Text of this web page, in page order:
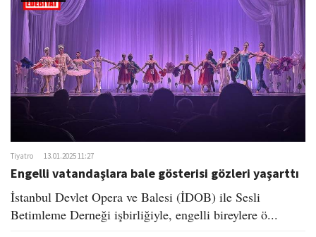
Tiyatro 13.01.2025 11:27
Engelli vatandaşlara bale gösterisi gözleri yaşarttı
İstanbul Devlet Opera ve Balesi (İDOB) ile Sesli
Betimleme Derneği işbirliğiyle, engelli bireylere ö...